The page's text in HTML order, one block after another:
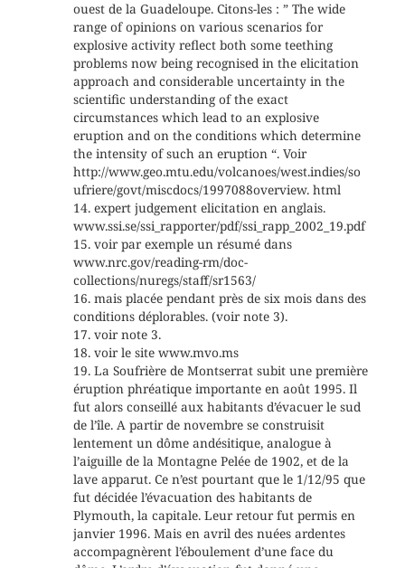
ouest de la Guadeloupe. Citons-les : ” The wide
range of opinions on various scenarios for
explosive activity reflect both some teething
problems now being recognised in the elicitation
approach and considerable uncertainty in the
scientific understanding of the exact
circumstances which lead to an explosive
eruption and on the conditions which determine
the intensity of such an eruption “. Voir
http://www.geo.mtu.edu/volcanoes/west.indies/so
ufriere/govt/miscdocs/1997088overview. html
14. expert judgement elicitation en anglais.
www.ssi.se/ssi_rapporter/pdf/ssi_rapp_2002_19.pdf
15. voir par exemple un résumé dans
www.nrc.gov/reading-rm/doc-
collections/nuregs/staff/sr1563/
16. mais placée pendant près de six mois dans des
conditions déplorables. (voir note 3).
17. voir note 3.
18. voir le site www.mvo.ms
19. La Soufrière de Montserrat subit une première
éruption phréatique importante en août 1995. Il
fut alors conseillé aux habitants d’évacuer le sud
de l’île. A partir de novembre se construisit
lentement un dôme andésitique, analogue à
l’aiguille de la Montagne Pelée de 1902, et de la
lave apparut. Ce n’est pourtant que le 1/12/95 que
fut décidée l’évacuation des habitants de
Plymouth, la capitale. Leur retour fut permis en
janvier 1996. Mais en avril des nuées ardentes
accompagnèrent l’éboulement d’une face du